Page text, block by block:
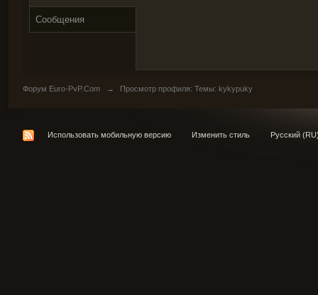
Сообщения
Форум Euro-PvP.Com → Просмотр профиля: Темы: kykypuky
Использовать мобильную версию Изменить стиль Русский